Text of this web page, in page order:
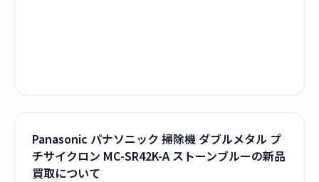
Panasonic パナソニック 掃除機 ダブルメタル プ
チサイクロン MC-SR42K-A ストーンブルーの新品
買取について